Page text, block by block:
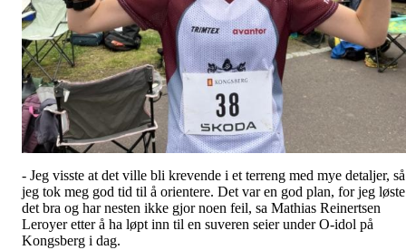
- Jeg visste at det ville bli krevende i et terreng med mye detaljer, så
jeg tok meg god tid til å orientere. Det var en god plan, for jeg løste
det bra og har nesten ikke gjor noen feil, sa Mathias Reinertsen
Leroyer etter å ha løpt inn til en suveren seier under O-idol på
Kongsberg i dag.